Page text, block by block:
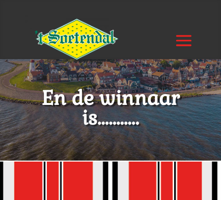
En de winnaar
is………..